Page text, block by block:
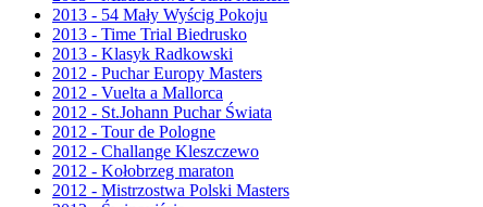
2013 - 54 Mały Wyścig Pokoju
2013 - Time Trial Biedrusko
2013 - Klasyk Radkowski
2012 - Puchar Europy Masters
2012 - Vuelta a Mallorca
2012 - St.Johann Puchar Świata
2012 - Tour de Pologne
2012 - Challange Kleszczewo
2012 - Kołobrzeg maraton
2012 - Mistrzostwa Polski Masters